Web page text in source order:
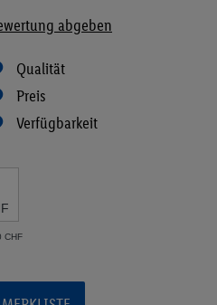
abgeben
Qualität
Preis
Verfügbarkeit
CHF